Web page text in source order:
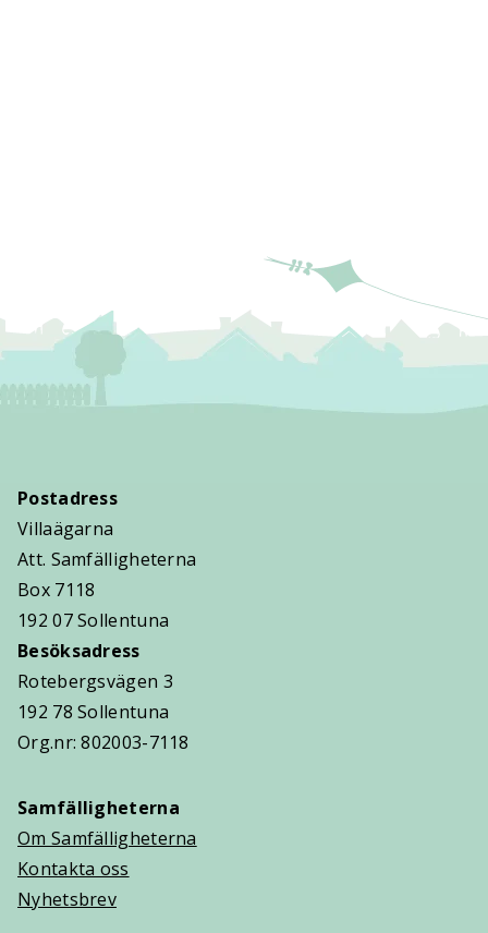
Postadress
Villaägarna
Att. Samfälligheterna
Box 7118
192 07 Sollentuna
Besöksadress
Rotebergsvägen 3
192 78 Sollentuna
Org.nr: 802003-7118
Samfälligheterna
Om Samfälligheterna
Kontakta oss
Nyhetsbrev